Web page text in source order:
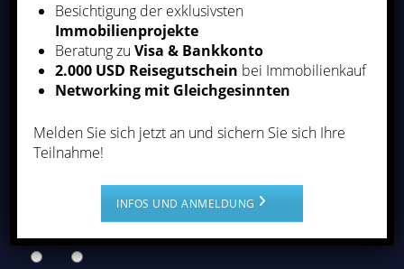
Über unseren Panama Newsletter auf Deutsch erhalten Sie
Anrede*
Besichtigung der exklusivsten
Immobilienprojekte
Beratung zuVisa & Bankkonto
2.000 USD Reisegutschein bei Immobilienkauf
Networking mit Gleichgesinnten
Melden Sie sich jetzt an und sichern Sie sich Ihre
Teilnahme!
INFOS UND ANMELDUNG